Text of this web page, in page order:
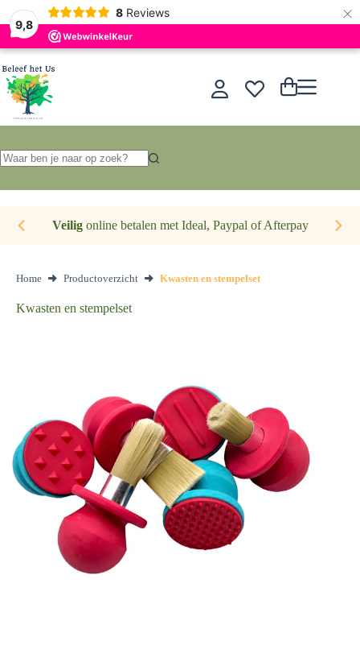
9,8
8 Reviews ×
Ga
naar
de
inhoud
Winkelwagen
resultaten
Veiligonline betalen met Ideal, Paypal of Afterpay
Home Productoverzicht Kwasten en stempelset
Kwasten en stempelset